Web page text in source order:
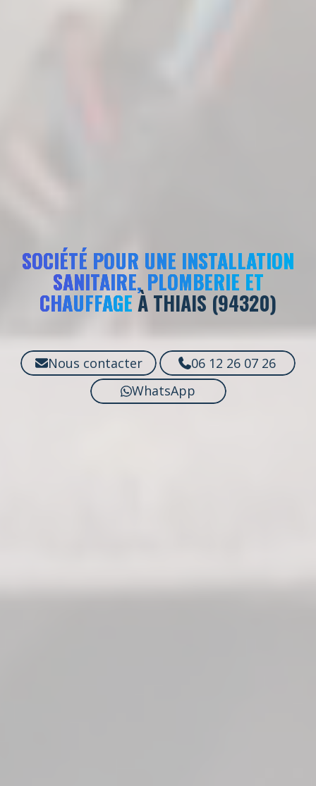
SOCIÉTÉ POUR UNE INSTALLATION
SANITAIRE, PLOMBERIE ET
CHAUFFAGEÀ THIAIS (94320)
Nous contacter
06 12 26 07 26
WhatsApp